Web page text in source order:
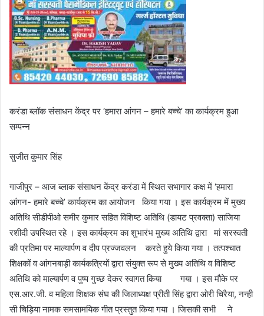
करंडा ब्लॉक संसाधन केंद्र पर ‘हमारा आंगन – हमारे बच्चे’ का कार्यक्रम हुआ
सम्पन्न
सुजीत कुमार सिंह
गाजीपुर – आज ब्लाक संसाधन केंद्र करंडा में स्थित सभागार कक्ष में ‘हमारा
आंगन- हमारे बच्चे’ कार्यक्रम का आयोजन किया गया । इस कार्यक्रम में मुख्य
अतिथि सीडीपीओ समीर कुमार सहित विशिष्ट अतिथि (डायट प्रवक्ता) साजिया
रशीदी उपस्थित रहे । इस कार्यक्रम का शुभारंभ मुख्य अतिथि द्वारा मां सरस्वती
की प्रतिमा पर माल्यार्पण व दीप प्रज्जवलन करते हुये किया गया । तत्पश्चात
शिक्षकों व आंगनबाड़ी कार्यकत्रियों द्वारा संयुक्त रूप से मुख्य अतिथि व विशिष्ट
अतिथि को माल्यार्पण व पुष्प गुच्छ देकर स्वागत किया गया । इस मौके पर
एस.आर.जी. व महिला शिक्षक संघ की जिलाध्यक्ष प्रीती सिंह द्वारा ओरी चिरैया, नन्ही
सी चिड़िया नामक समसामयिक गीत प्रस्तुत किया गया । जिसकी सभी ने